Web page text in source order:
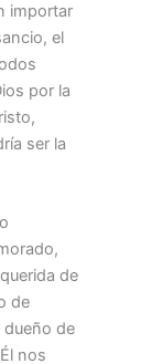
importar
el
por la
ser la
de
de
dueño de
nos